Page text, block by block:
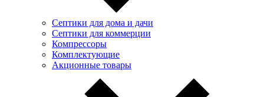
Септики для дома и дачи
Септики для коммерции
Компрессоры
Комплектующие
Акционные товары